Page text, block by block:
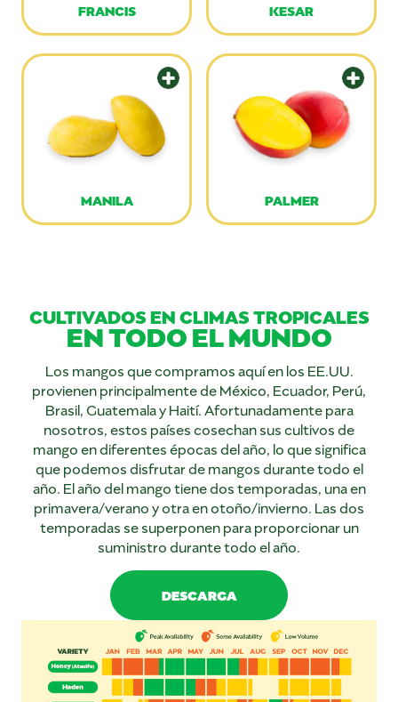
FRANCIS KESAR
MANILA PALMER
CULTIVADOS EN CLIMAS TROPICALES
EN TODO EL MUNDO
Los mangos que compramos aquí en los EE.UU.
provienen principalmente de México, Ecuador, Perú,
Brasil, Guatemala y Haití. Afortunadamente para
nosotros, estos países cosechan sus cultivos de
mango en diferentes épocas del año, lo que significa
que podemos disfrutar de mangos durante todo el
año. El año del mango tiene dos temporadas, una en
primavera/verano y otra en otoño/invierno. Las dos
temporadas se superponen para proporcionar un
suministro durante todo el año.
DESCARGA